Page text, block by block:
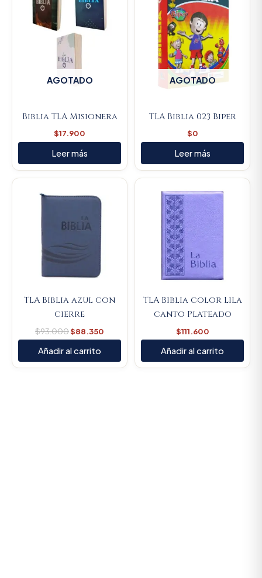
AGOTADO
Biblia TLA Misionera
$17.900
Leer más
AGOTADO
TLA Biblia 023 Biper
$0
Leer más
TLA Biblia azul con
cierre
$93.000$88.350
Current
Añadir al carrito
TLA Biblia color Lila
canto Plateado
$111.600
Añadir al carrito